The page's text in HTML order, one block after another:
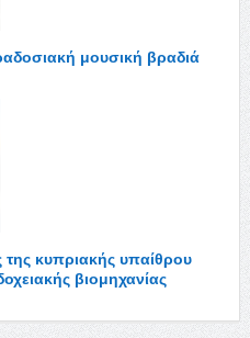
μουσική βραδιά
της κυπριακής υπαίθρου
βιομηχανίας